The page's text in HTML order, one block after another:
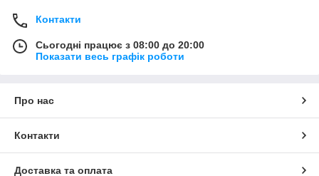
Контакти
Сьогодні працює з 08:00 до 20:00
Показати весь графік роботи
Про нас
Контакти
Доставка та оплата